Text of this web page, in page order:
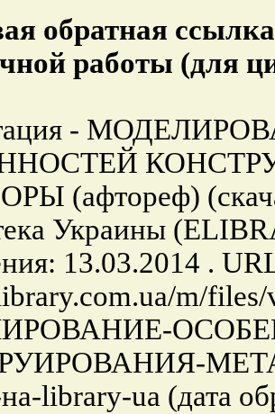
обратная
работы (для
-
(афтореф)
Украины
13.03.2014 .
m/
на-library-ua (дата